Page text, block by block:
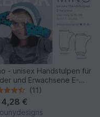
- unisex Handstulpen für
und Erwachsene E-
(11)
4,28 €